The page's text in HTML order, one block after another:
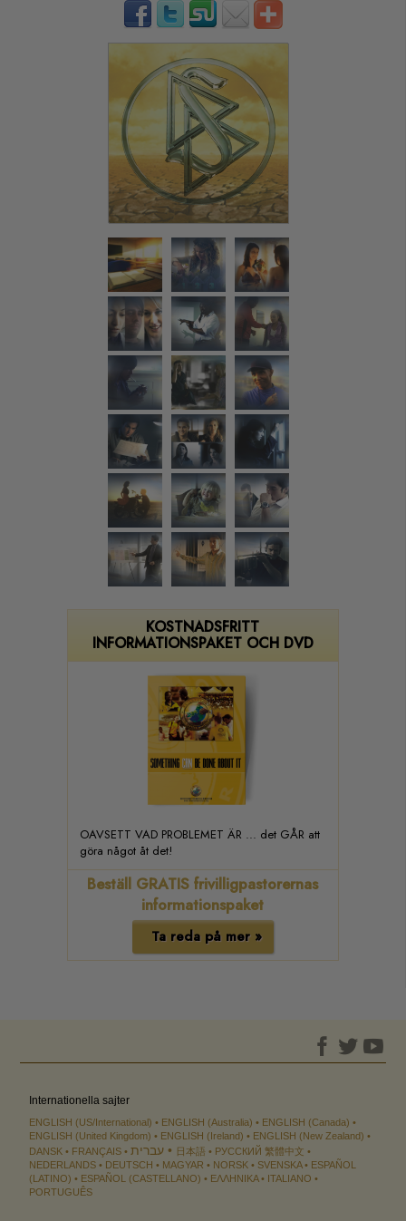
KOSTNADSFRITT
INFORMATIONSPAKET OCH DVD
OAVSETT VAD PROBLEMET ÄR ... det GÅR att
göra något åt det!
Beställ GRATIS frivilligpastorernas
informationspaket
Ta reda på mer »
Internationella sajter
ENGLISH (US/International) ENGLISH (Australia)
ENGLISH (Canada)
ENGLISH (United Kingdom)
ENGLISH (Ireland)
ENGLISH (New Zealand)
DANSK
FRANÇAIS עברית 日本語 РУССКИЙ 繁體中文
NEDERLANDS
DEUTSCH MAGYAR NORSK SVENSKA
ESPAÑOL
(LATINO)
ESPAÑOL (CASTELLANO) ΕΛΛΗΝΙΚA
ITALIANO
PORTUGUÊS